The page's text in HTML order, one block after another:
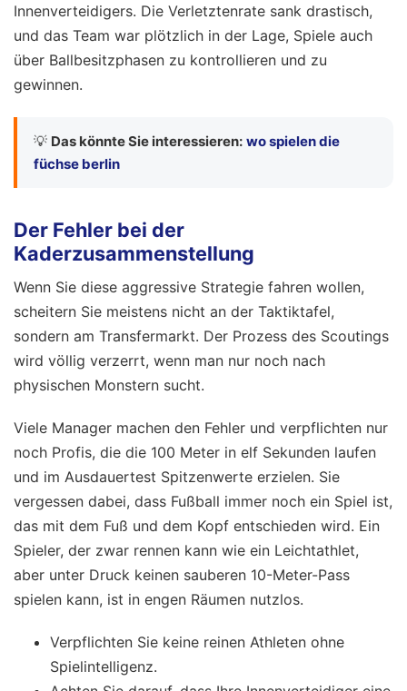
Innenverteidigers. Die Verletztenrate sank drastisch,
und das Team war plötzlich in der Lage, Spiele auch
über Ballbesitzphasen zu kontrollieren und zu
gewinnen.
💡 Das könnte Sie interessieren: wo spielen die
füchse berlin
Der Fehler bei der
Kaderzusammenstellung
Wenn Sie diese aggressive Strategie fahren wollen,
scheitern Sie meistens nicht an der Taktiktafel,
sondern am Transfermarkt. Der Prozess des Scoutings
wird völlig verzerrt, wenn man nur noch nach
physischen Monstern sucht.
Viele Manager machen den Fehler und verpflichten nur
noch Profis, die die 100 Meter in elf Sekunden laufen
und im Ausdauertest Spitzenwerte erzielen. Sie
vergessen dabei, dass Fußball immer noch ein Spiel ist,
das mit dem Fuß und dem Kopf entschieden wird. Ein
Spieler, der zwar rennen kann wie ein Leichtathlet,
aber unter Druck keinen sauberen 10-Meter-Pass
spielen kann, ist in engen Räumen nutzlos.
Verpflichten Sie keine reinen Athleten ohne
Spielintelligenz.